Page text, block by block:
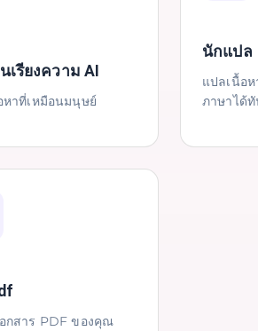
เรียงความ AI
หาที่เหมือนมนุษย์
นักแปล
แปลเนื้อ
ภาษาได้
กสาร PDF ของคุณ